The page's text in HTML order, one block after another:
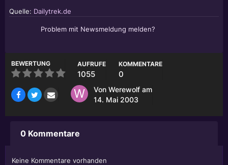
Quelle: Dailytrek.de
Problem mit Newsmeldung melden?
BEWERTUNG AUFRUFE
1055
KOMMENTARE
0
Von Werewolf am
14. Mai 2003
0 Kommentare
Keine Kommentare vorhanden